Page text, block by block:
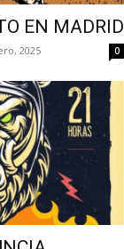
EN MADRID
2025 0